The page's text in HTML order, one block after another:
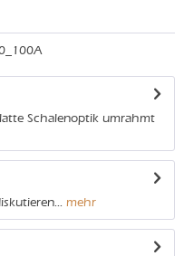
Schalenoptik umrahmt
mehr